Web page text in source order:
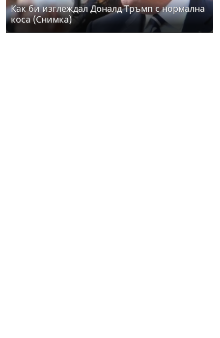
Как би изглеждал Доналд Тръмп с нормална
коса (Снимка)